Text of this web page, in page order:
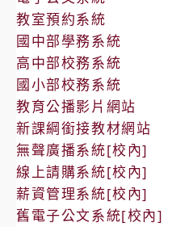
教室預約系統
國中部學務系統
高中部校務系統
國小部校務系統
教育公播影片網站
新課綱銜接教材網站
無聲廣播系統[校內]
線上請購系統[校內]
薪資管理系統[校內]
舊電子公文系統[校內]